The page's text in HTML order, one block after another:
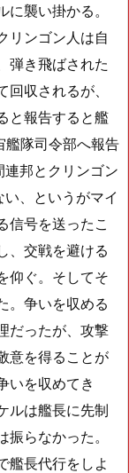
襲い掛かる。
リンゴン人は自
弾き飛ばされた
収されるが、
と報告すると艦
艦隊司令部へ報告
邦とクリンゴン
、というがマイ
信号を送ったこ
、交戦を避ける
仰ぐ。そしてそ
。争いを収める
だったが、攻撃
意を得ることが
いを収めてき
ルは艦長に先制
らなかった。
艦長代行をしよ